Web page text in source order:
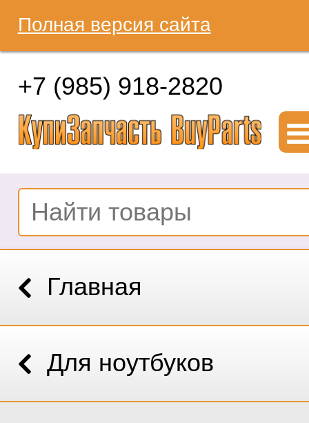
Полная версия сайта
+7 (985) 918-2820
Главная
Для ноутбуков